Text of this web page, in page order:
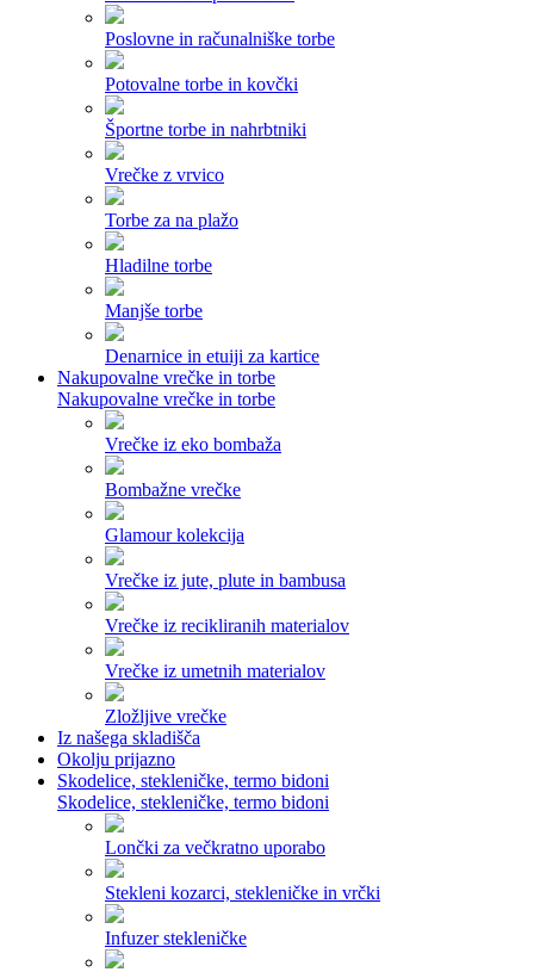
Poslovne in računalniške torbe
Potovalne torbe in kovčki
Športne torbe in nahrbtniki
Vrečke z vrvico
Torbe za na plažo
Hladilne torbe
Manjše torbe
Denarnice in etuiji za kartice
Nakupovalne vrečke in torbe
Nakupovalne vrečke in torbe
Vrečke iz eko bombaža
Bombažne vrečke
Glamour kolekcija
Vrečke iz jute, plute in bambusa
Vrečke iz recikliranih materialov
Vrečke iz umetnih materialov
Zložljive vrečke
Iz našega skladišča
Okolju prijazno
Skodelice, stekleničke, termo bidoni
Skodelice, stekleničke, termo bidoni
Lončki za večkratno uporabo
Stekleni kozarci, stekleničke in vrčki
Infuzer stekleničke